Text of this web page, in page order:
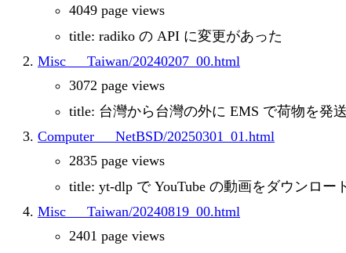
4049 page views
title: radiko の API に変更があった
Misc___Taiwan/20240207_00.html
3072 page views
title: 台灣から台灣の外に EMS で荷物を発
Computer___NetBSD/20250301_01.html
2835 page views
title: yt-dlp で YouTube の動画をダウンロー
Misc___Taiwan/20240819_00.html
2401 page views